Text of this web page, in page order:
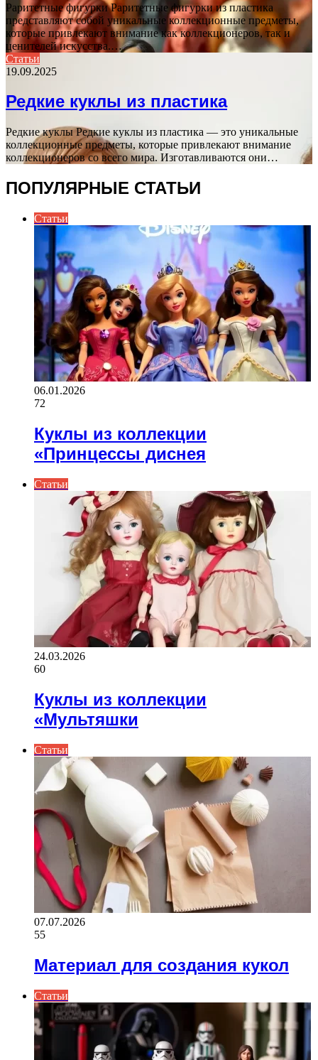
Раритетные фигурки Раритетные фигурки из пластика
представляют собой уникальные коллекционные предметы,
которые привлекают внимание как коллекционеров, так и
ценителей искусства.…
Статьи
19.09.2025
Редкие куклы из пластика
Редкие куклы Редкие куклы из пластика — это уникальные
коллекционные предметы, которые привлекают внимание
коллекционеров со всего мира. Изготавливаются они…
ПОПУЛЯРНЫЕ СТАТЬИ
Статьи
06.01.2026
72
Куклы из коллекции
«Принцессы диснея
Статьи
24.03.2026
60
Куклы из коллекции
«Мультяшки
Статьи
07.07.2026
55
Материал для создания кукол
Статьи